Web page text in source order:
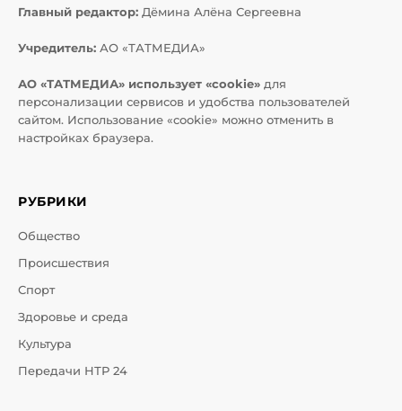
Главный редактор: Дёмина Алёна Сергеевна
Учредитель: АО «ТАТМЕДИА»
АО «ТАТМЕДИА» использует «cookie» для
персонализации сервисов и удобства пользователей
сайтом. Использование «cookie» можно отменить в
настройках браузера.
РУБРИКИ
Общество
Происшествия
Спорт
Здоровье и среда
Культура
Передачи НТР 24